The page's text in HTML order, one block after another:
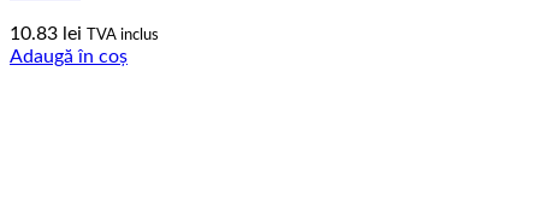
10.83 lei TVA inclus
Adaugă în coș